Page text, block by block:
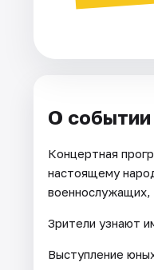
О событии
Концертная
настоящему
Зрители узнают
Выступление